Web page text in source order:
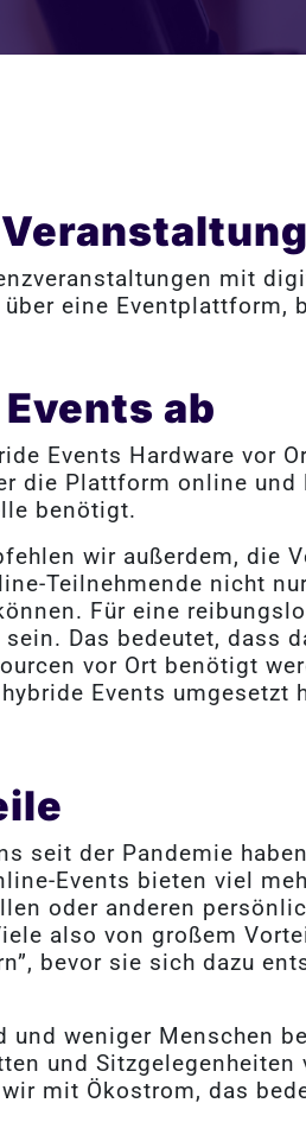
mit
eine Eventplattform,
ab
Events Hardware vor
die Plattform online
benötigt.
wir außerdem, die
Teilnehmende nicht
Für eine
Das bedeutet, dass
vor Ort benötigt
Events umgesetzt
seit der Pandemie
Events bieten viel
oder anderen
also von großem
bevor sie sich dazu
und weniger Menschen
und
mit Ökostrom, das